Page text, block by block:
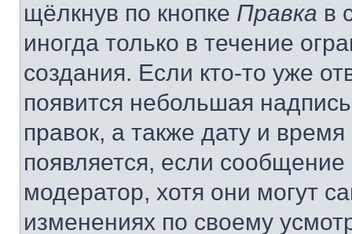
щёлкнув по кнопке Правка в
иногда только в течение
создания. Если кто-то уже
появится небольшая
правок, а также дату и
появляется, если
модератор, хотя они могут
изменениях по своему